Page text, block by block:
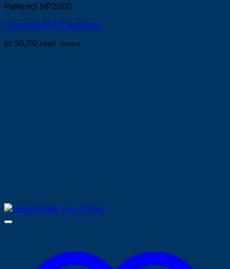
Pallereol NP2000
Universal fod til pallereol
kr.30,00 ekskl. moms